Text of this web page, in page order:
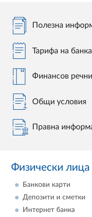
Полезна
Тарифа на
Финансов
Общи условия
Правна
Физически лица
Банкови карти
Депозити и сметки
Интернет банка